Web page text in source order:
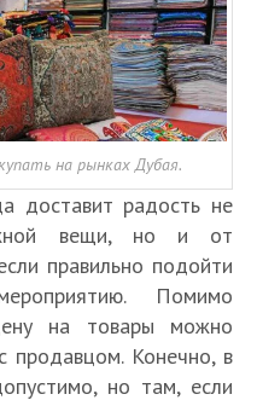
на рынках Дубая.
доставит радость не
вещи, но и от
правильно подойти
Помимо
на товары можно
продавцом. Конечно, в
но там, если